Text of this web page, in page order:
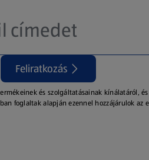
Feliratkozás
és szolgáltatásainak kínálatáról, és
foglaltak alapján ezennel hozzájárulok az